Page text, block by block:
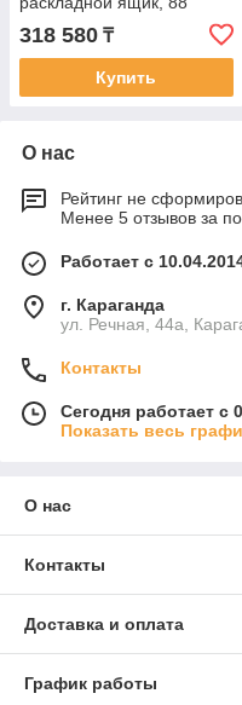
предметов KING TONY
902-089MR01
318 580 ₸
Купить
О нас
Рейтинг не
Менее 5 отзывов за
Работает с
г. Караганда
ул. Речная, 44а,
Контакты
Сегодня работает с
Показать весь
О нас
Контакты
Доставка и оплата
График работы